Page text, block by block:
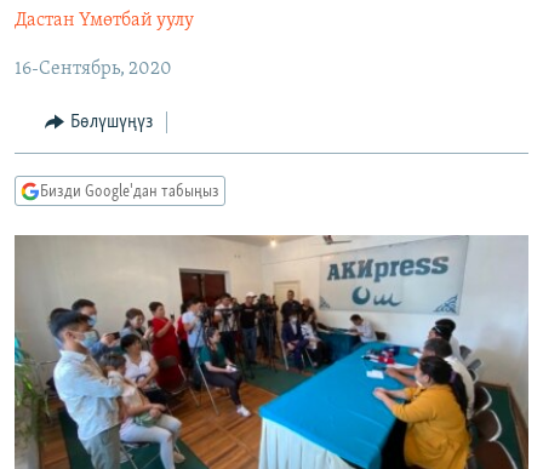
ЭКОНОМИКА
МАДАНИЯТ
БОРБОР АЗИЯ
АТАЙЫН ИЛИКТӨӨ
ТВ ПРОГРАММАЛАР
БҮГҮН АЗАТТЫКТА
БИЗ ЖАНА ДҮЙНӨ
АЗАТТЫК+
ЫҢГАЙСЫЗ СУРООЛОР
ПОДКАСТ
ӨЗГӨЧӨ ПИКИР
ЭЕ/АРнун бардык сайттары
Дастан Үмөтбай уулу
16-Сентябрь, 2020
Бөлүшүңүз
Бизди Google'дан табыңыз